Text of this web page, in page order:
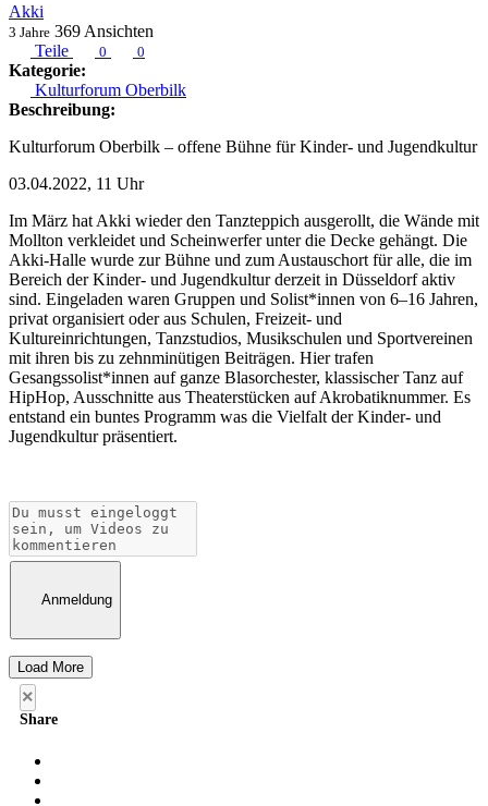
Akki
3 Jahre 369 Ansichten
Teile
0 0
Kategorie:
Kulturforum Oberbilk
Beschreibung:
Kulturforum Oberbilk – offene Bühne für Kinder- und Jugendkultur
03.04.2022, 11 Uhr
Im März hat Akki wieder den Tanzteppich ausgerollt, die Wände mit
Mollton verkleidet und Scheinwerfer unter die Decke gehängt. Die
Akki-Halle wurde zur Bühne und zum Austauschort für alle, die im
Bereich der Kinder- und Jugendkultur derzeit in Düsseldorf aktiv
sind. Eingeladen waren Gruppen und Solist*innen von 6–16 Jahren,
privat organisiert oder aus Schulen, Freizeit- und
Kultureinrichtungen, Tanzstudios, Musikschulen und Sportvereinen
mit ihren bis zu zehnminütigen Beiträgen. Hier trafen
Gesangssolist*innen auf ganze Blasorchester, klassischer Tanz auf
HipHop, Ausschnitte aus Theaterstücken auf Akrobatiknummer. Es
entstand ein buntes Programm was die Vielfalt der Kinder- und
Jugendkultur präsentiert.
Anmeldung
Load More
×
Share